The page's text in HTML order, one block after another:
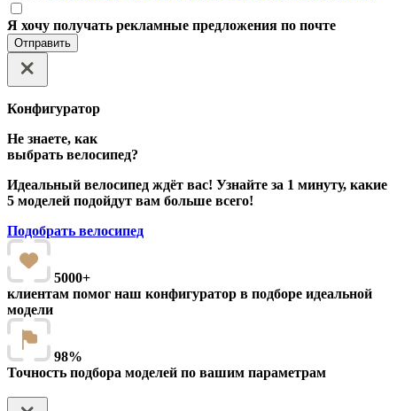
Я хочу получать рекламные предложения по почте
Отправить
Конфигуратор
Не знаете, как
выбрать велосипед?
Идеальный велосипед ждёт вас! Узнайте за 1 минуту, какие
5 моделей подойдут вам больше всего!
Подобрать велосипед
5000+
клиентам помог наш конфигуратор в подборе идеальной
модели
98%
Точность подбора моделей по вашим параметрам